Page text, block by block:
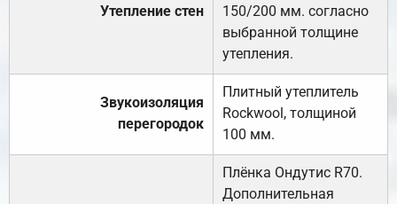
Утепление стен
150/200 мм. согласно
выбранной толщине
утепления.
Звукоизоляция
перегородок
Плитный утеплитель
Rockwool, толщиной
100 мм.
Плёнка Ондутис R70.
Дополнительная